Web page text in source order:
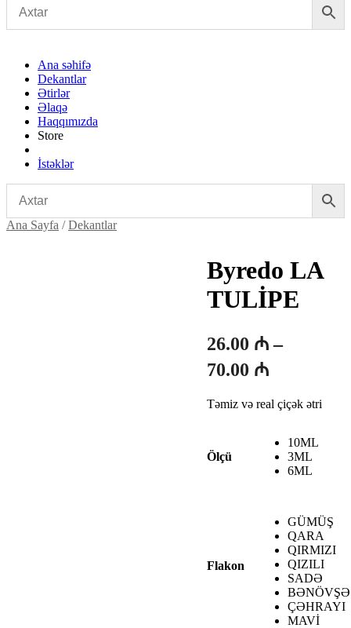
Ana səhifə
Dekantlar
Ətirlər
Əlaqə
Haqqımızda
Store
İstəklər
Ana Sayfa /Dekantlar
Byredo LA
TULİPE
26.00 ₼ –
70.00 ₼Fiyat
26.00 ₼
70.00 ₼
Təmiz və real çiçək ətri
Ölçü
10ML
3ML
6ML
Flakon
GÜMÜŞ
QARA
QIRMIZI
QIZILI
SADƏ
BƏNÖVŞƏ
ÇƏHRAYI
MAVİ